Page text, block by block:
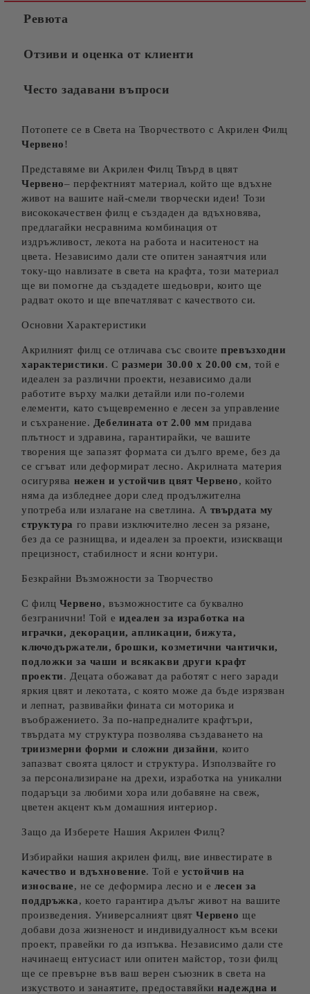
Ревюта
Отзиви и оценка от клиенти
Често задавани въпроси
Потопете се в Света на Творчеството с Акрилен Филц
Червено!
Представяме ви Акрилен Филц Твърд в цвят
Червено– перфектният материал, който ще вдъхне
живот на вашите най-смели творчески идеи! Този
висококачествен филц е създаден да вдъхновява,
предлагайки несравнима комбинация от
издръжливост, лекота на работа и наситеност на
цвета. Независимо дали сте опитен занаятчия или
току-що навлизате в света на крафта, този материал
ще ви помогне да създадете шедьоври, които ще
радват окото и ще впечатляват с качеството си.
Основни Характеристики
Акрилният филц се отличава със своитепревъзходни
характеристики. Сразмери 30.00 х 20.00 см, той е
идеален за различни проекти, независимо дали
работите върху малки детайли или по-големи
елементи, като същевременно е лесен за управление
и съхранение. Дебелината от 2.00 мм придава
плътност и здравина, гарантирайки, че вашите
творения ще запазят формата си дълго време, без да
се сгъват или деформират лесно. Акрилната материя
осигурява нежен и устойчив цвят Червено, който
няма да избледнее дори след продължителна
употреба или излагане на светлина. А твърдата му
структура го прави изключително лесен за рязане,
без да се разнищва, и идеален за проекти, изискващи
прецизност, стабилност и ясни контури.
Безкрайни Възможности за Творчество
С филц Червено, възможностите са буквално
безгранични! Той е идеален за изработка на
играчки, декорации, апликации, бижута,
ключодържатели, брошки, козметични чантички,
подложки за чаши и всякакви други крафт
проекти. Децата обожават да работят с него заради
яркия цвят и лекотата, с която може да бъде изрязван
и лепнат, развивайки фината си моторика и
въображението. За по-напредналите крафтъри,
твърдата му структура позволява създаването на
триизмерни форми и сложни дизайни, които
запазват своята цялост и структура. Използвайте го
за персонализиране на дрехи, изработка на уникални
подаръци за любими хора или добавяне на свеж,
цветен акцент към домашния интериор.
Защо да Изберете Нашия Акрилен Филц?
Избирайки нашия акрилен филц, вие инвестирате в
качество и вдъхновение. Той е устойчив на
износване, не се деформира лесно и е лесен за
поддръжка, което гарантира дълъг живот на вашите
произведения. Универсалният цвятЧервено ще
добави доза жизненост и индивидуалност към всеки
проект, правейки го да изпъква. Независимо дали сте
начинаещ ентусиаст или опитен майстор, този филц
ще се превърне във ваш верен съюзник в света на
изкуството и занаятите, предоставяйкинадеждна и